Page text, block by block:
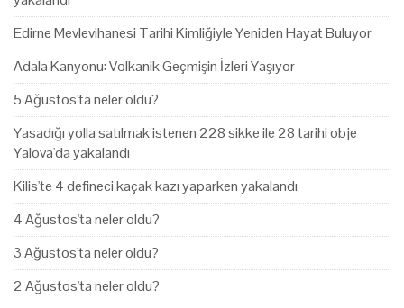
Edirne Mevlevihanesi Tarihi Kimliğiyle Yeniden Hayat Buluyor
Adala Kanyonu: Volkanik Geçmişin İzleri Yaşıyor
5 Ağustos'ta neler oldu?
Yasadığı yolla satılmak istenen 228 sikke ile 28 tarihi obje
Yalova'da yakalandı
Kilis'te 4 defineci kaçak kazı yaparken yakalandı
4 Ağustos'ta neler oldu?
3 Ağustos'ta neler oldu?
2 Ağustos'ta neler oldu?